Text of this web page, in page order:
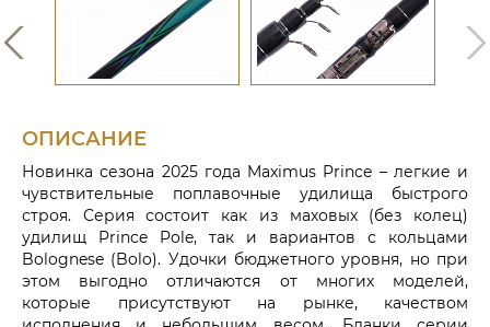
ОПИСАНИЕ
Новинка сезона 2025 года Maximus Prince – легкие и
чувствительные поплавочные удилища быстрого
строя. Серия состоит как из маховых (без колец)
удилищ Prince Pole, так и вариантов с кольцами
Bolognese (Bolo). Удочки бюджетного уровня, но при
этом выгодно отличаются от многих моделей,
которые присутствуют на рынке, качеством